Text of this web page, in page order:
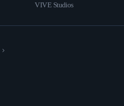
VIVE Studios